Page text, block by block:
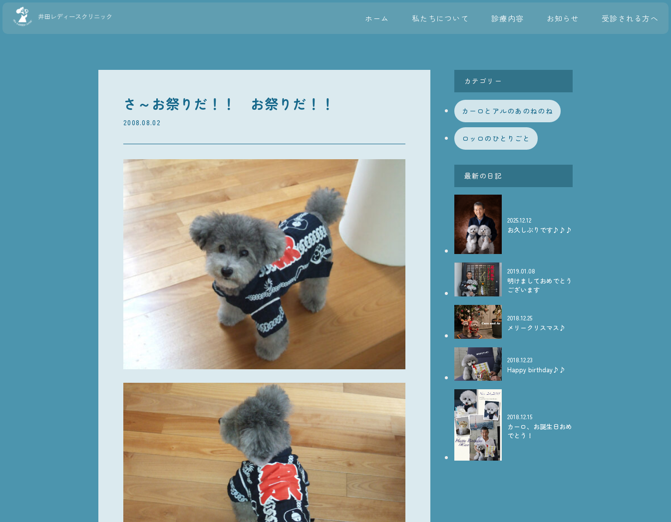
ホーム 私たちについて 診療内容 お知らせ 受診される方へ
さ～お祭りだ！！ お祭りだ！！
2008.08.02
カテゴリー
カーロとアルのあのねのね
ロッロのひとりごと
最新の日記
2025.12.12
お久しぶりです♪♪♪
2019.01.08
明けましておめでとう
ございます
2018.12.25
メリークリスマス♪
2018.12.23
Happy birthday♪♪
2018.12.15
カーロ、お誕生日おめ
でとう！